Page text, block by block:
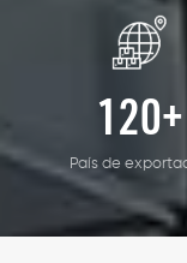
aceptamos aparatos
automóviles.
Esperamos trabajar
120+
País de